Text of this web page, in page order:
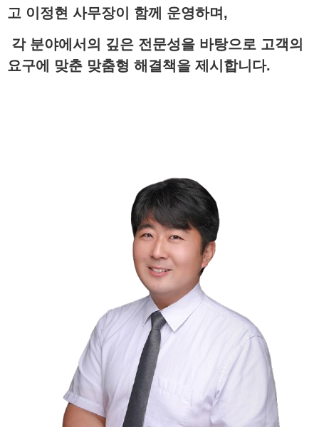
고 이정현 사무장이 함께 운영하며,
각 분야에서의 깊은 전문성을 바탕으로 고객의
요구에 맞춘 맞춤형 해결책을 제시합니다.